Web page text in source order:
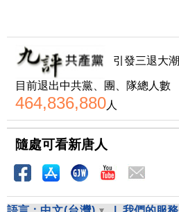
引發三退大潮
目前退出中共黨、團、隊總人數
464,836,880人
隨處可看新唐人